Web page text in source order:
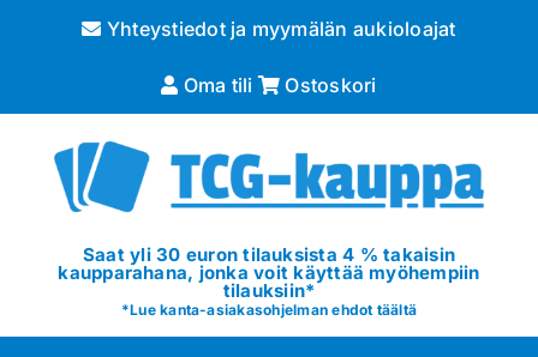
Yhteystiedot ja myymälän aukioloajat
Oma tili Ostoskori
Saat yli 30 euron tilauksista 4 % takaisin
kaupparahana, jonka voit käyttää myöhempiin
tilauksiin*
*Lue kanta-asiakasohjelman ehdot täältä